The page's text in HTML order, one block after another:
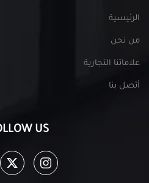
الرئيسية
من نحن
علاماتنا التجارية
أتصل بنا
US ...